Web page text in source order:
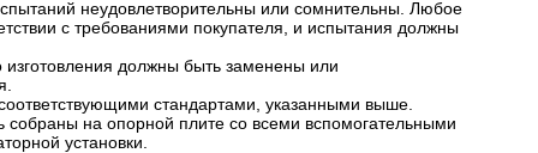
неудовлетворительны или сомнительны. Любое
с требованиями покупателя, и испытания должны
должны быть заменены или
стандартами, указанными выше.
на опорной плите со всеми вспомогательными
установки.